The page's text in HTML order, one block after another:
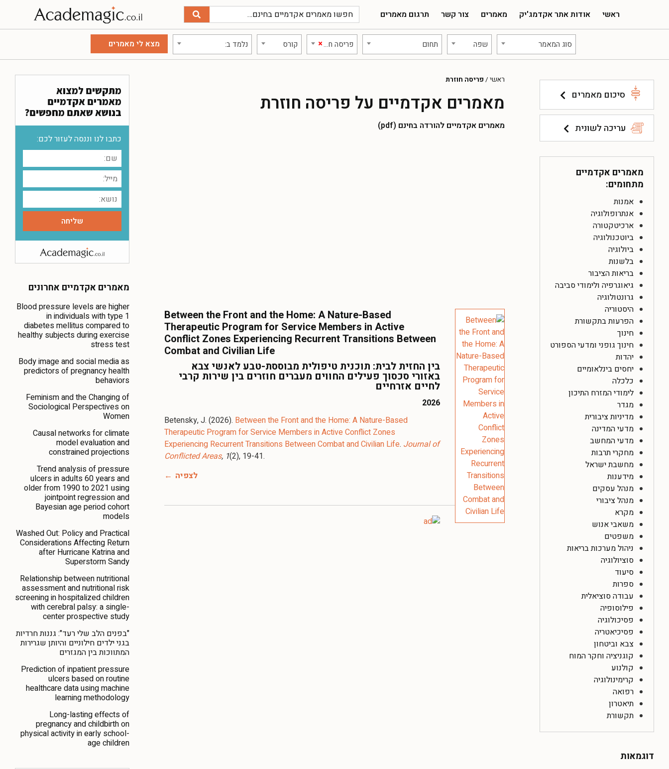
ראשי אודות אתר אקדמג'יק מאמרים צור קשר תרגום מאמרים
סוג המאמר שפה תחום ×פריסה חוזרת קורס נלמד ב:
סיכום מאמרים
עריכה לשונית
מאמרים אקדמיים
מתחומים:
אמנות
אנתרופולוגיה
ארכיטקטורה
ביוטכנולוגיה
ביולוגיה
בלשנות
בריאות הציבור
גיאוגרפיה ולימודי סביבה
גרונטולוגיה
היסטוריה
הפרעות בתקשורת
חינוך
חינוך גופני ומדעי הספורט
יהדות
יחסים בינלאומיים
כלכלה
לימודי המזרח התיכון
מגדר
מדיניות ציבורית
מדעי המדינה
מדעי המחשב
מחקרי תרבות
מחשבת ישראל
מידענות
מנהל עסקים
מנהל ציבורי
מקרא
משאבי אנוש
משפטים
ניהול מערכות בריאות
סוציולוגיה
סיעוד
ספרות
עבודה סוציאלית
פילוסופיה
פסיכולוגיה
פסיכיאטריה
צבא וביטחון
קוגניציה וחקר המוח
קולנוע
קרימינולוגיה
רפואה
תיאטרון
תקשורת
דוגמאות
ראשי / פריסה חוזרת
מאמרים אקדמיים על פריסה חוזרת
מאמרים אקדמיים להורדה בחינם (pdf)
Between the Front and the Home: A Nature-Based
Therapeutic Program for Service Members in Active
Conflict Zones Experiencing Recurrent Transitions Between
Combat and Civilian Life
בין החזית לבית: תוכנית טיפולית מבוססת-טבע לאנשי צבא
באזורי סכסוך פעילים החווים מעברים חוזרים בין שירות קרבי
לחיים אזרחיים
2026
Betensky, J. (2026). Between the Front and the Home: A Nature-Based
Therapeutic Program for Service Members in Active Conflict Zones
Experiencing Recurrent Transitions Between Combat and Civilian Life. Journal of
Conflicted Areas, 1(2), 19-41.
לצפיה
מתקשים למצוא
מאמרים אקדמיים
בנושא שאתם מחפשים?
כתבו לנו וננסה לעזור לכם:
מאמרים אקדמיים אחרונים
Blood pressure levels are higher
in individuals with type 1
diabetes mellitus compared to
healthy subjects during exercise
stress test
Body image and social media as
predictors of pregnancy health
behaviors
Feminism and the Changing of
Sociological Perspectives on
Women
Causal networks for climate
model evaluation and
constrained projections
Trend analysis of pressure
ulcers in adults 60 years and
older from 1990 to 2021 using
jointpoint regression and
Bayesian age period cohort
models
Washed Out: Policy and Practical
Considerations Affecting Return
after Hurricane Katrina and
Superstorm Sandy
Relationship between nutritional
assessment and nutritional risk
screening in hospitalized children
with cerebral palsy: a single-
center prospective study
"בפנים הלב שלי רעד": גננות חרדיות
בגני ילדים חילוניים והיותן שגרירות
המתווכות בין המגזרים
Prediction of inpatient pressure
ulcers based on routine
healthcare data using machine
learning methodology
Long-lasting effects of
pregnancy and childbirth on
physical activity in early school-
age children